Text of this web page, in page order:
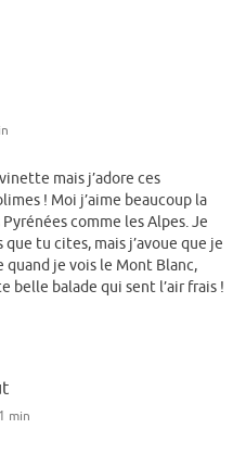
mais j’adore ces
! Moi j’aime beaucoup la
comme les Alpes. Je
tu cites, mais j’avoue que je
quand je vois le Mont Blanc,
belle balade qui sent l’air frais !
min